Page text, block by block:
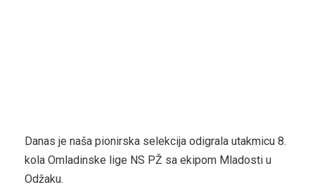
Danas je naša pionirska selekcija odigrala utakmicu 8.
kola Omladinske lige NS PŽ sa ekipom Mladosti u
Odžaku.